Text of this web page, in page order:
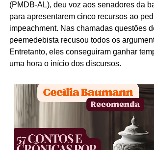
(PMDB-AL), deu voz aos senadores da
para apresentarem cinco recursos ao
impeachment. Nas chamadas questões
peemedebista recusou todos os
Entretanto, eles conseguiram ganhar
uma hora o início dos discursos.